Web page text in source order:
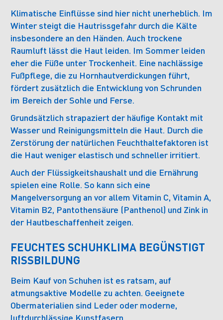
Klimatische Einflüsse sind hier nicht unerheblich. Im
Winter steigt die Hautrissgefahr durch die Kälte
insbesondere an den Händen. Auch trockene
Raumluft lässt die Haut leiden. Im Sommer leiden
eher die Füße unter Trockenheit. Eine nachlässige
Fußpflege, die zu Hornhautverdickungen führt,
fördert zusätzlich die Entwicklung von Schrunden
im Bereich der Sohle und Ferse.
Grundsätzlich strapaziert der häufige Kontakt mit
Wasser und Reinigungsmitteln die Haut. Durch die
Zerstörung der natürlichen Feuchthaltefaktoren ist
die Haut weniger elastisch und schneller irritiert.
Auch der Flüssigkeitshaushalt und die Ernährung
spielen eine Rolle. So kann sich eine
Mangelversorgung an vor allem Vitamin C, Vitamin A,
Vitamin B2, Pantothensäure (Panthenol) und Zink in
der Hautbeschaffenheit zeigen.
FEUCHTES SCHUHKLIMA BEGÜNSTIGT
RISSBILDUNG
Beim Kauf von Schuhen ist es ratsam, auf
atmungsaktive Modelle zu achten. Geeignete
Obermaterialien sind Leder oder moderne,
luftdurchlässige Kunstfasern.